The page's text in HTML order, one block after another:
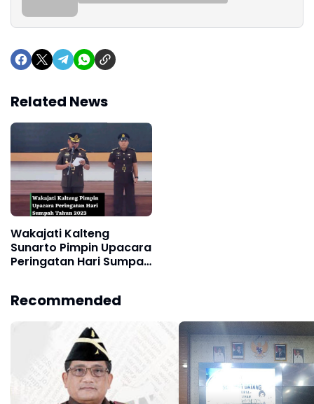
Related News
Wakajati Kalteng
Sunarto Pimpin Upacara
Peringatan Hari Sumpah
Recommended